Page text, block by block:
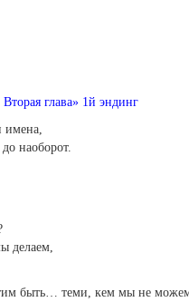
глава» 1й эндинг
имена,
наоборот.
делаем,
быть… теми, кем мы не можем